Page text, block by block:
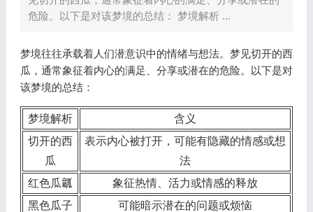
危险。以下是对该梦境的总结： 梦境解析 ...
梦境往往承载着人们潜意识中的情绪与想法。梦见切开的西
瓜，通常象征着内心的满足、分享或潜在的危险。以下是对
该梦境的总结：
梦境解析
含义
切开的西
瓜
表示内心被打开，可能有隐藏的情感或想
法
红色瓜瓤
象征热情、活力或情感的释放
黑色瓜子
可能暗示潜在的问题或烦恼